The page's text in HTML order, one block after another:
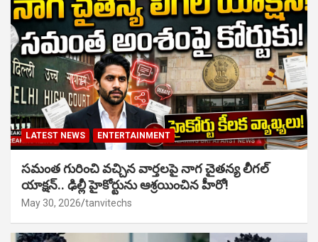
LATEST NEWS ENTERTAINMENT
సమంత గురించి వచ్చిన వార్తలపై నాగ చైతన్య లీగల్
యాక్షన్.. ఢిల్లీ హైకోర్టును ఆశ్రయించిన హీరో!
May 30, 2026 tanvitechs